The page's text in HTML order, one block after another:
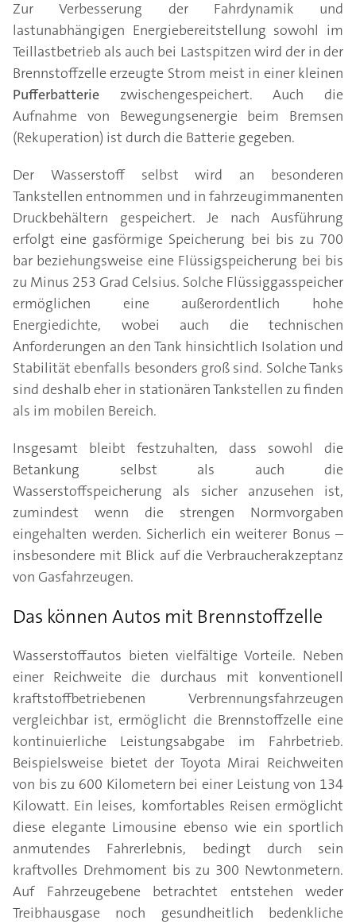
Zur Verbesserung der Fahrdynamik und
lastunabhängigen Energiebereitstellung sowohl im
Teillastbetrieb als auch bei Lastspitzen wird der in der
Brennstoffzelle erzeugte Strom meist in einer kleinen
Pufferbatterie zwischengespeichert. Auch die
Aufnahme von Bewegungsenergie beim Bremsen
(Rekuperation) ist durch die Batterie gegeben.
Der Wasserstoff selbst wird an besonderen
Tankstellen entnommen und in fahrzeugimmanenten
Druckbehältern gespeichert. Je nach Ausführung
erfolgt eine gasförmige Speicherung bei bis zu 700
bar beziehungsweise eine Flüssigspeicherung bei bis
zu Minus 253 Grad Celsius. Solche Flüssiggasspeicher
ermöglichen eine außerordentlich hohe
Energiedichte, wobei auch die technischen
Anforderungen an den Tank hinsichtlich Isolation und
Stabilität ebenfalls besonders groß sind. Solche Tanks
sind deshalb eher in stationären Tankstellen zu finden
als im mobilen Bereich.
Insgesamt bleibt festzuhalten, dass sowohl die
Betankung selbst als auch die
Wasserstoffspeicherung als sicher anzusehen ist,
zumindest wenn die strengen Normvorgaben
eingehalten werden. Sicherlich ein weiterer Bonus –
insbesondere mit Blick auf die Verbraucherakzeptanz
von Gasfahrzeugen.
Das können Autos mit Brennstoffzelle
Wasserstoffautos bieten vielfältige Vorteile. Neben
einer Reichweite die durchaus mit konventionell
kraftstoffbetriebenen Verbrennungsfahrzeugen
vergleichbar ist, ermöglicht die Brennstoffzelle eine
kontinuierliche Leistungsabgabe im Fahrbetrieb.
Beispielsweise bietet der Toyota Mirai Reichweiten
von bis zu 600 Kilometern bei einer Leistung von 134
Kilowatt. Ein leises, komfortables Reisen ermöglicht
diese elegante Limousine ebenso wie ein sportlich
anmutendes Fahrerlebnis, bedingt durch sein
kraftvolles Drehmoment bis zu 300 Newtonmetern.
Auf Fahrzeugebene betrachtet entstehen weder
Treibhausgase noch gesundheitlich bedenkliche